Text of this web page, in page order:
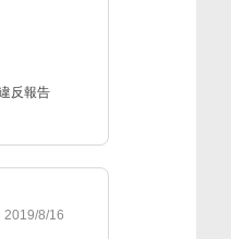
反報告
2019/8/16